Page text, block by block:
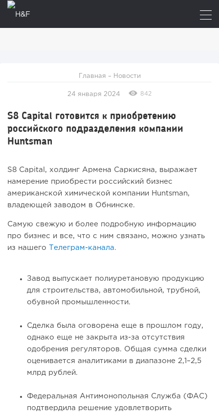
Главная – Новости
24 января 2024 842
S8 Capital готовится к приобретению
российского подразделения компании
Huntsman
S8 Capital, холдинг Армена Саркисяна, выражает
намерение приобрести российский бизнес
американской химической компании Huntsman,
владеющей заводом в Обнинске.
Самую свежую и более подробную информацию
про бизнес и все, что с ним связано, можно узнать
из нашего Телеграм-канала.
Завод выпускает полиуретановую продукцию
для строительства, автомобильной, трубной,
обувной промышленности.
Сделка была оговорена еще в прошлом году,
однако еще не закрыта из-за отсутствия
одобрения регуляторов. Общая сумма сделки
оценивается аналитиками в диапазоне 2,1–2,5
млрд рублей.
Федеральная Антимонопольная Служба (ФАС)
подтвердила решение удовлетворить